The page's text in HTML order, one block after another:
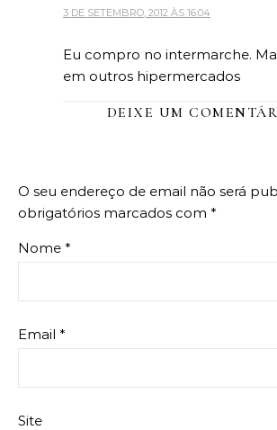
3 DE SETEMBRO, 2012 ÀS 16:04
Eu compro no intermarche.
em outros hipermercados
DEIXE UM
O seu endereço de email não será
obrigatórios marcados com *
Nome *
Email *
Site